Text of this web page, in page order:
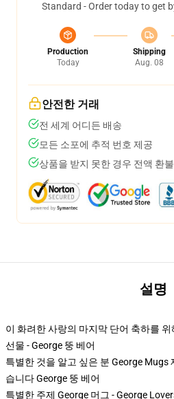
Standard - Order today to get
Production
Today
Shipping
Aug. 08
안전한 거래
전 세계 어디든 배송
모든 소포에 추적 번호 제공
상품을 받지 못한 경우 전액 환불
설명
이 화려한 사랑의 마지막 단어 축하를
선물 - George 뚱 베어
특별한 것을 알고 싶은 분 George Mugs
습니다George 뚱 베어
특별한 주제 George 머그 - George